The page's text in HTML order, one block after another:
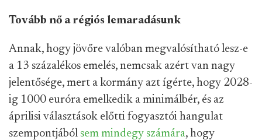
Tovább nő a régiós lemaradásunk
Annak, hogy jövőre valóban megvalósítható lesz-e
a 13 százalékos emelés, nemcsak azért van nagy
jelentősége, mert a kormány azt ígérte, hogy 2028-
ig 1000 euróra emelkedik a minimálbér, és az
áprilisi választások előtti fogyasztói hangulat
szempontjából sem mindegy számára, hogy